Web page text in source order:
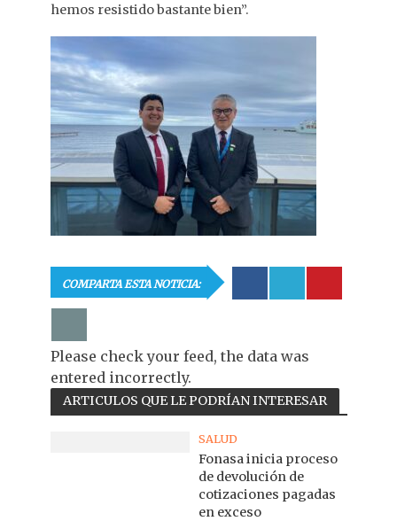
hemos resistido bastante bien”.
COMPARTA ESTA NOTICIA:
Please check your feed, the data was
entered incorrectly.
ARTICULOS QUE LE PODRÍAN INTERESAR
SALUD
Fonasa inicia proceso
de devolución de
cotizaciones pagadas
en exceso